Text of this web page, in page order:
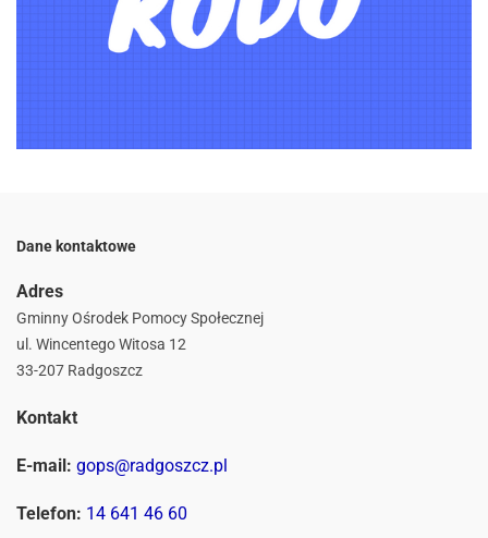
Dane kontaktowe
Adres
Gminny Ośrodek Pomocy Społecznej
ul. Wincentego Witosa 12
33-207 Radgoszcz
Kontakt
E-mail: gops@radgoszcz.pl
Telefon: 14 641 46 60